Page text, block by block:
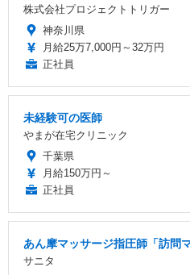
株式会社プロジェクトトリガー
神奈川県
月給25万7,000円～32万円
正社員
未経験可の医師
やまが在宅クリニック
千葉県
月給150万円～
正社員
あん摩マッサージ指圧師「訪問
サニタ